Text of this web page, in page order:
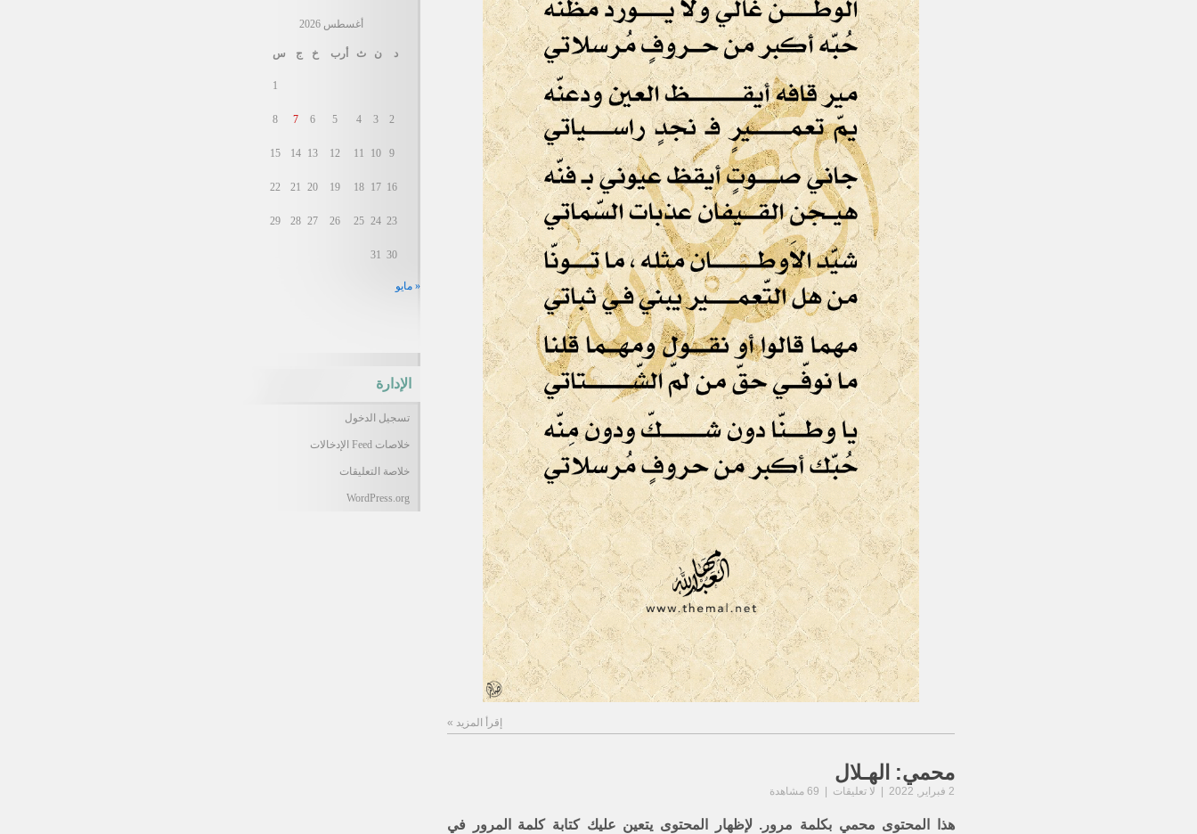
إقرأ المزيد »
محمي: الهـلال
2 فبراير, 2022 | لا تعليقات | 69 مشاهدة
هذا المحتوى محمي بكلمة مرور. لإظهار المحتوى يتعين عليك كتابة كلمة المرور في
أغسطس 2026
د ن ث أرب خ ج س
1
2
3
4
5
6
7
8
9
10
11
12
13
14
15
16
17
18
19
20
21
22
23
24
25
26
27
28
29
30
31
« مايو
الإدارة
تسجيل الدخول
خلاصات Feed الإدخالات
خلاصة التعليقات
WordPress.org